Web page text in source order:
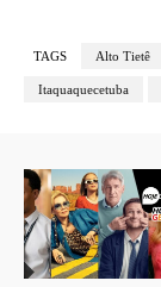
TAGS Alto Tietê
Itaquaquecetuba